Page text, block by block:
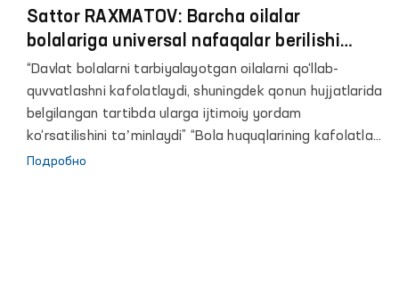
Sattor RAXMATOV: Barcha oilalar
bolalariga universal nafaqalar berilishi
kerak
“Davlat bolalarni tarbiyalayotgan oilalarni qo‘llab-
quvvatlashni kafolatlaydi, shuningdek qonun hujjatlarida
belgilangan tartibda ularga ijtimoiy yordam
ko‘rsatilishini taʼminlaydi” “Bola huquqlarining kafolatlari
to‘g‘risida”gi O‘zbekiston Respublikasi qonunining 12-
Подробно